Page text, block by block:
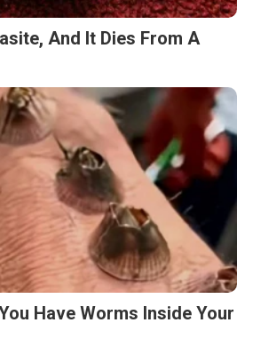
And It Dies From A
Have Worms Inside Your